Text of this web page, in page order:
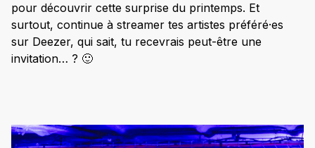
pour découvrir cette surprise du printemps. Et
surtout, continue à streamer tes artistes préféré·es
sur Deezer, qui sait, tu recevrais peut-être une
invitation… ? 🙂